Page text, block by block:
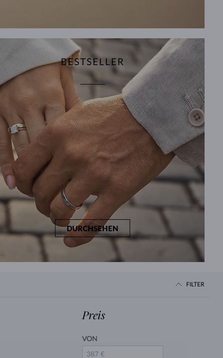
BESTSELLER
DURCHSEHEN
FILTER
Preis
VON